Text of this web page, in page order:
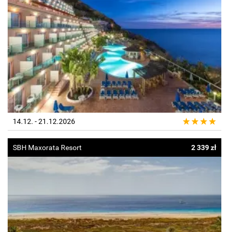
14.12. - 21.12.2026
SBH Maxorata Resort 2 339 zł